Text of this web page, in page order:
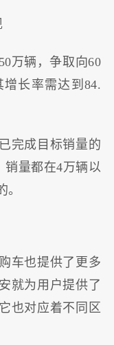
万辆，争取向60
长率需达到84.
完成目标销量的
销量都在4万辆以
车也提供了更多
就为用户提供了
也对应着不同区